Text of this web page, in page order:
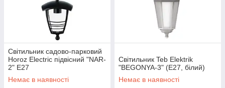
Світильник садово-парковий
Horoz Electric підвісний "NAR-
2" Е27
Немає в наявності
Світильник Teb Elektrik
"BEGONYA-3" (Е27, білий)
Немає в наявності